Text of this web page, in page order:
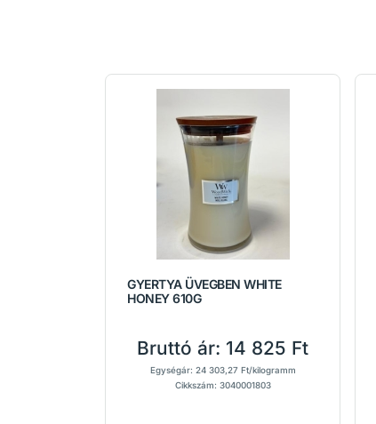
GYERTYA ÜVEGBEN WHITE
HONEY 610G
Bruttó ár: 14 825 Ft
Egységár: 24 303,27 Ft/kilogramm
Cikkszám: 3040001803